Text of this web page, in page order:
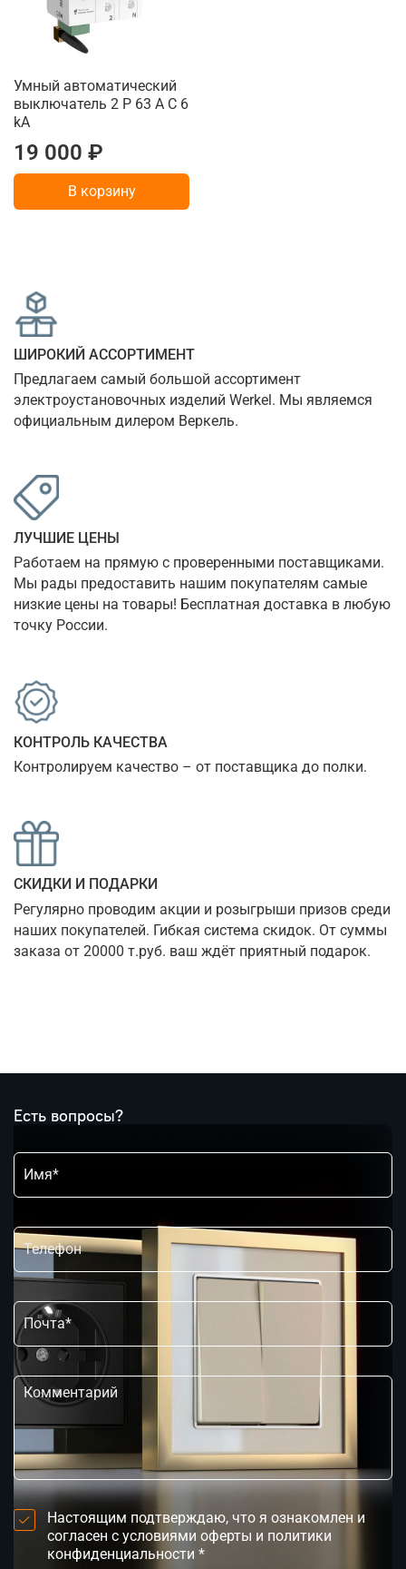
Умный автоматический
выключатель 2 P 63 A C 6
kA
19 000 ₽
В корзину
ШИРОКИЙ АССОРТИМЕНТ
Предлагаем самый большой ассортимент
электроустановочных изделий Werkel. Мы являемся
официальным дилером Веркель.
ЛУЧШИЕ ЦЕНЫ
Работаем на прямую с проверенными поставщиками.
Мы рады предоставить нашим покупателям самые
низкие цены на товары! Бесплатная доставка в любую
точку России.
КОНТРОЛЬ КАЧЕСТВА
Контролируем качество – от поставщика до полки.
СКИДКИ И ПОДАРКИ
Регулярно проводим акции и розыгрыши призов среди
наших покупателей. Гибкая система скидок. От суммы
заказа от 20000 т.руб. ваш ждёт приятный подарок.
Есть вопросы?
Настоящим подтверждаю, что я ознакомлен и
согласен с условиями оферты и политики
конфиденциальности *